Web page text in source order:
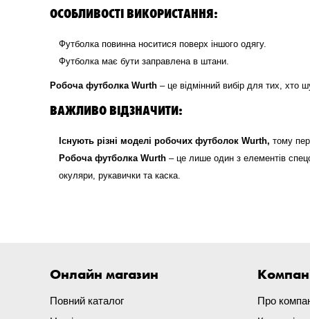
ОСОБЛИВОСТІ ВИКОРИСТАННЯ:
Футболка повинна носитися поверх іншого одягу.
Футболка має бути заправлена в штани.
Робоча футболка Wurth – це відмінний вибір для тих, хто
ВАЖЛИВО ВІДЗНАЧИТИ:
Існують різні моделі робочих футболок Wurth, тому
Робоча футболка Wurth – це лише один з елементів
окуляри, рукавички та каска.
Онлайн магазин
Повний каталог
Про